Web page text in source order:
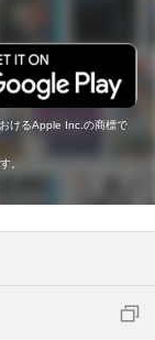
けるApple Inc.の商標で
。